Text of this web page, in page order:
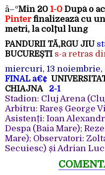
â–ºMin 20 1-0 După o
Pinterfinalizează cu
metri, la colțul lung
PANDURII TÃ‚RGU JIU
BUCUREȘTI s-a retras
miercuri, 13 noiembrie,
FINAL â€¢
CHIAJNA2-1
Stadion: Cluj Arena
Arbitru: Rareș George
Asistenți: Ioan
Despa (Baia Mare);
Mare); Observatori:
Secuiesc) și Adrian